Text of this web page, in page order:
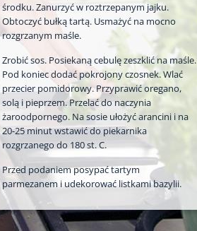
środku. Zanurzyć w roztrzepanym jajku.
Obtoczyć bułką tartą. Usmażyć na mocno
rozgrzanym maśle.
Zrobić sos. Posiekaną cebulę zeszklić na maśle.
Pod koniec dodać pokrojony czosnek. Wlać
przecier pomidorowy. Przyprawić oregano,
solą i pieprzem. Przelać do naczynia
żaroodpornego. Na sosie ułożyć arancini i na
20-25 minut wstawić do piekarnika
rozgrzanego do 180 st. C.
Przed podaniem posypać tartym
parmezanem i udekorować listkami bazylii.